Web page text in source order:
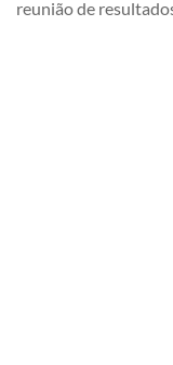
reunião de